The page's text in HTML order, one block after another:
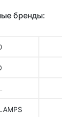
бренды: